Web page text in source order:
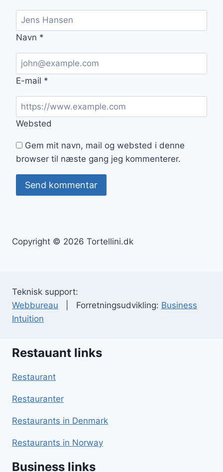
Navn *
E-mail *
Websted
Gem mit navn, mail og websted i denne
browser til næste gang jeg kommenterer.
Copyright © 2026 Tortellini.dk
Teknisk support:
Webbureau | Forretningsudvikling: Business
Intuition
Restauant links
Restaurant
Restauranter
Restaurants in Denmark
Restaurants in Norway
Business links